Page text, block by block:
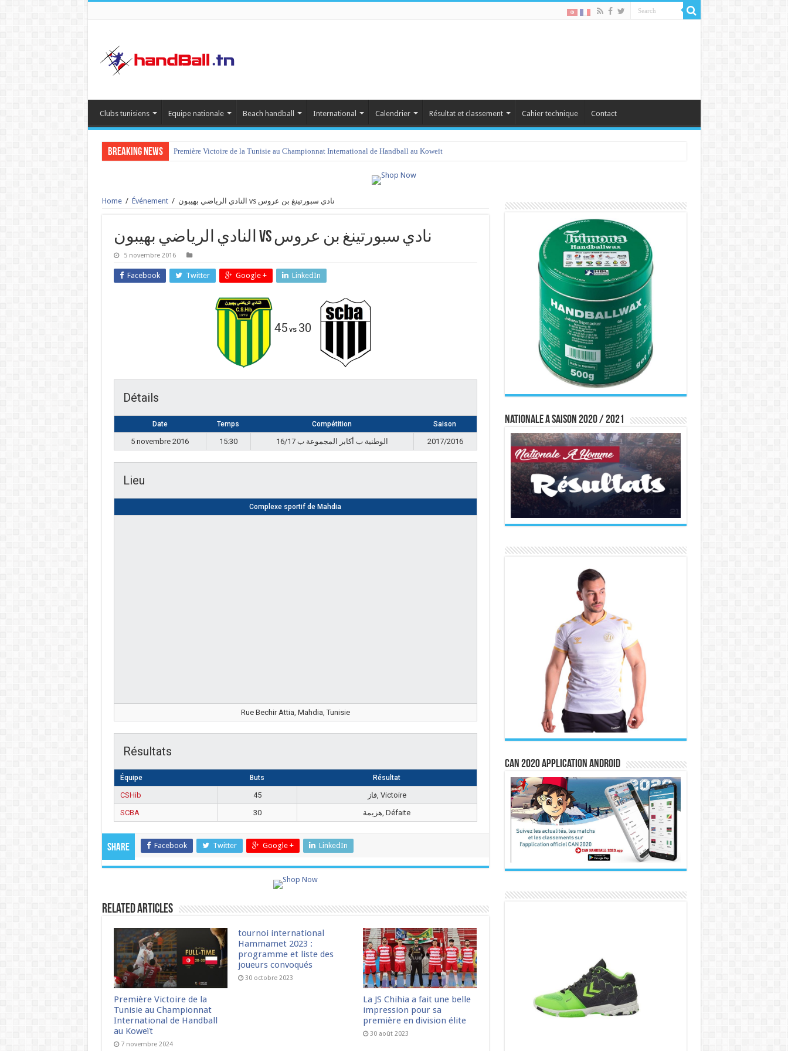
Clubs tunisiens Equipe nationale Beach handball International Calendrier Résultat et classement Cahier technique Contact
Breaking News Première Victoire de la Tunisie au Championnat International de Handball au Koweït
Home / Événement / النادي الرياضي بهيبون vs نادي سبورتينغ بن عروس
النادي الرياضي بهيبون vs نادي سبورتينغ بن عروس
5 novembre 2016
Facebook Twitter Google + LinkedIn
45 vs 30
Détails
Date Temps Compétition Saison
5 novembre 2016 15:30 الوطنية ب أكابر المجموعة ب 16/17 2017/2016
Lieu
Complexe sportif de Mahdia
Rue Bechir Attia, Mahdia, Tunisie
Résultats
Équipe Buts Résultat
CSHib 45
فاز, Victoire
SCBA
30 هزيمة, Défaite
Share Facebook Twitter Google + LinkedIn
Related Articles
Première Victoire de la
Tunisie au Championnat
International de Handball
au Koweït
7 novembre 2024
tournoi international
Hammamet 2023 :
programme et liste des
joueurs convoqués
30 octobre 2023
La JS Chihia a fait une belle
impression pour sa
première en division élite
30 août 2023
Nationale A saison 2020 / 2021
CAN 2020 Application Android